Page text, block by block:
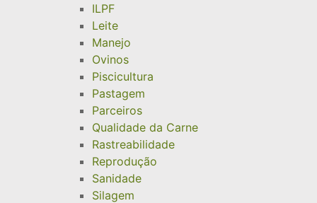
ILPF
Leite
Manejo
Ovinos
Piscicultura
Pastagem
Parceiros
Qualidade da Carne
Rastreabilidade
Reprodução
Sanidade
Silagem